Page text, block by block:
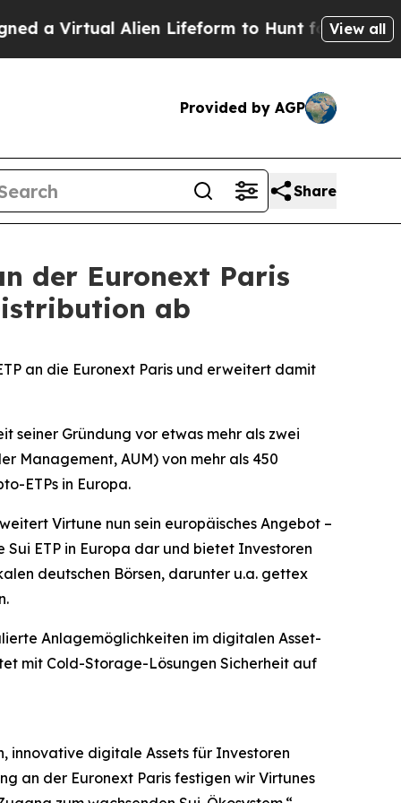
Alien Lifeform to Hunt for View all
Provided by AGP
Share
der Euronext Paris
ab
an die Euronext Paris und erweitert damit
seiner Gründung vor etwas mehr als zwei
Management, AUM) von mehr als 450
ETPs in Europa.
Virtune nun sein europäisches Angebot –
ETP in Europa dar und bietet Investoren
deutschen Börsen, darunter u.a. gettex
Anlagemöglichkeiten im digitalen Asset-
mit Cold-Storage-Lösungen Sicherheit auf
innovative digitale Assets für Investoren
an der Euronext Paris festigen wir Virtunes